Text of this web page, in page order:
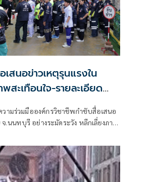
สนอข่าวเหตุรุนแรงใน
สะเทือนใจ-รายละเอียด
ามร่วมมือองค์กรวิชาชีพกำชับสื่อเสนอ
จ.นนทบุรี อย่างระมัดระวัง หลีกเลี่ยงภาพ